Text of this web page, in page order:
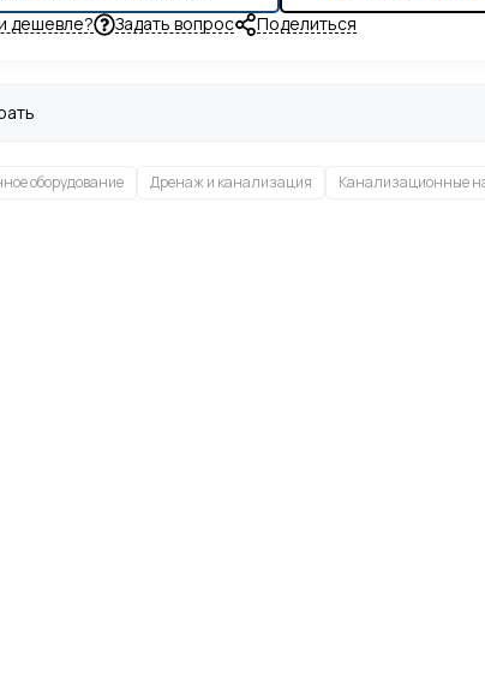
дешевле? Задать вопрос Поделиться
оборудование Дренаж и канализация Канализационные